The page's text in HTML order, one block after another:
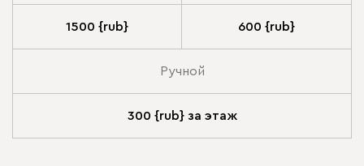
1500 {rub} 600 {rub}
Ручной
300 {rub} за этаж